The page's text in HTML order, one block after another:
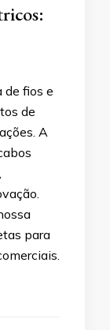
de fios e
de
A
para